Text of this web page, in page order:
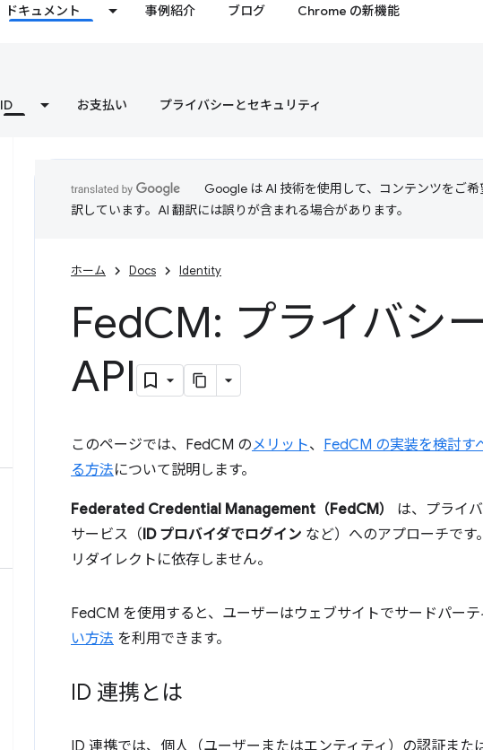
ドキュメント 事例紹介 ブログ Chrome の新機能
ID お支払い プライバシーとセキュリティ
Google は AI 技術を使用して、コンテンツをご
訳しています。AI 翻訳には誤りが含まれる場合があります。
ホーム Docs Identity
FedCM: プライバシ
API
このページでは、FedCM のメリット、 FedCM の実装を検討す
る方法について説明します。
Federated Credential Management（FedCM）
は、プライ
サービス（ID プロバイダでログイン など）へのアプローチで
リダイレクトに依存しません。
FedCM を使用すると、ユーザーはウェブサイトでサードパー
い方法 を利用できます。
ID 連携とは
ID 連携では、個人（ユーザーまたはエンティティ）の認証ま